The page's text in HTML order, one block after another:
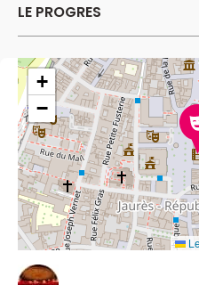
LE PROGRES
+
−